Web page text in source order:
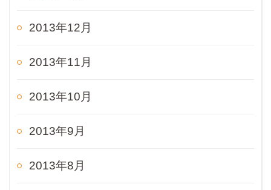
2013年12月
2013年11月
2013年10月
2013年9月
2013年8月